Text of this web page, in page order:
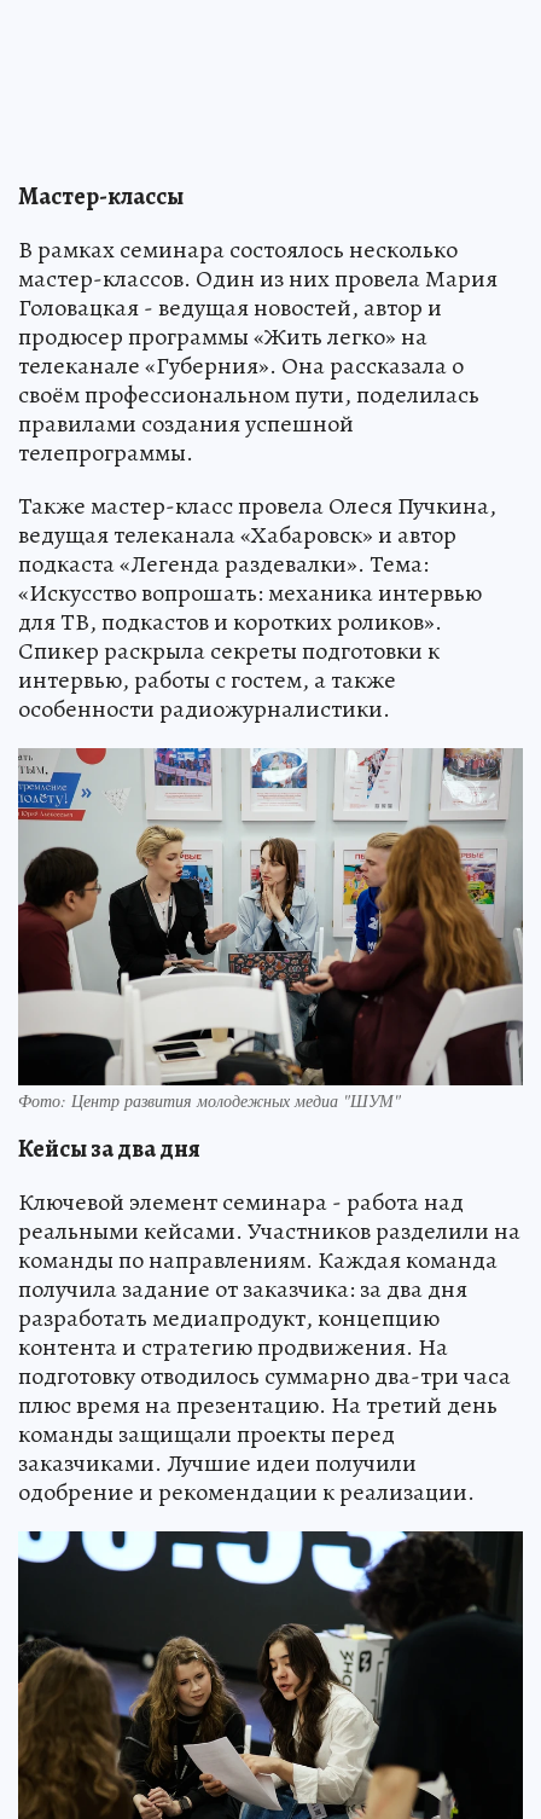
Мастер-классы
В рамках семинара состоялось несколько
мастер-классов. Один из них провела Мария
Головацкая - ведущая новостей, автор и
продюсер программы «Жить легко» на
телеканале «Губерния». Она рассказала о
своём профессиональном пути, поделилась
правилами создания успешной
телепрограммы.
Также мастер-класс провела Олеся Пучкина,
ведущая телеканала «Хабаровск» и автор
подкаста «Легенда раздевалки». Тема:
«Искусство вопрошать: механика интервью
для ТВ, подкастов и коротких роликов».
Спикер раскрыла секреты подготовки к
интервью, работы с гостем, а также
особенности радиожурналистики.
Фото: Центр развития молодежных медиа "ШУМ"
Кейсы за два дня
Ключевой элемент семинара - работа над
реальными кейсами. Участников разделили на
команды по направлениям. Каждая команда
получила задание от заказчика: за два дня
разработать медиапродукт, концепцию
контента и стратегию продвижения. На
подготовку отводилось суммарно два-три часа
плюс время на презентацию. На третий день
команды защищали проекты перед
заказчиками. Лучшие идеи получили
одобрение и рекомендации к реализации.